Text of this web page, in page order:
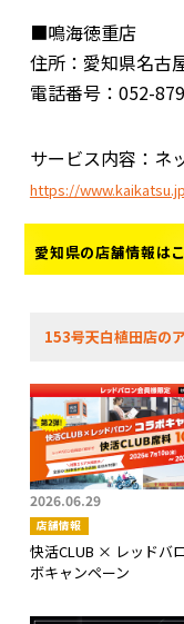
■鳴海徳重店
住所：愛知県名古
電話番号：052-
サービス内容：ネ
https://
愛知県の店舗情報は
153号天白植田店の
2026.06.29
店舗情報
快活CLUB × レッドバ
ボキャンペーン